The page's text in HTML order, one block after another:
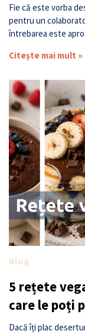
Fie că este vorba
pentru un
întrebarea este
Citește mai mult »
Blog
5 rețete
care le poți
Dacă îți plac